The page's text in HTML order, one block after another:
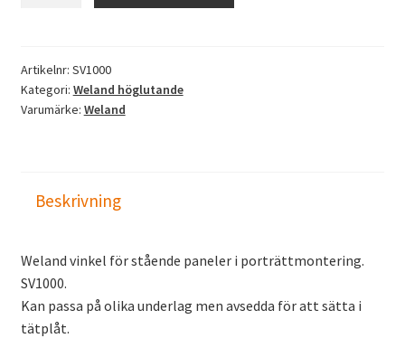
mängd
Artikelnr: SV1000
Kategori: Weland höglutande
Varumärke: Weland
Beskrivning
Weland vinkel för stående paneler i porträttmontering.
SV1000.
Kan passa på olika underlag men avsedda för att sätta i
tätplåt.